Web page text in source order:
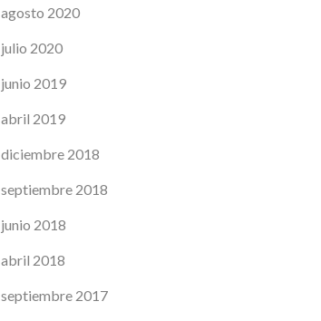
agosto 2020
julio 2020
junio 2019
abril 2019
diciembre 2018
septiembre 2018
junio 2018
abril 2018
septiembre 2017